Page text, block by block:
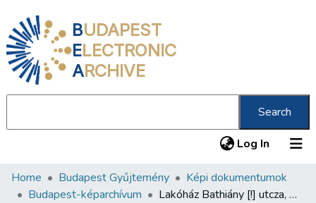
BUDAPEST
ELECTRONIC
ARCHIVE
Search
Log In (current)
Communities & Collections
Home Budapest Gyűjtemény
Képi dokumentumok
Budapest-képarchívum
Lakóház Bathiány [!] utcza, Schmahl Henrik épitész Wohnhaus Batthiány-Gasse, Architekt Heinrich Schmahl /